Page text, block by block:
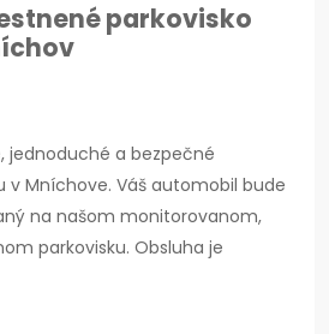
parkovisko
jednoduché a bezpečné
v Mníchove. Váš automobil bude
na našom monitorovanom,
parkovisku. Obsluha je